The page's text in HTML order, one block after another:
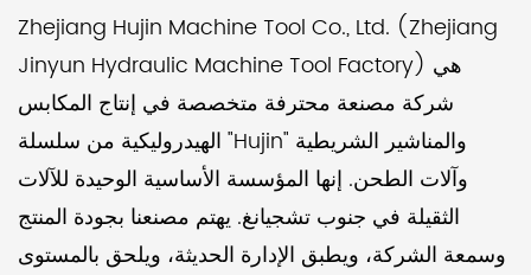
Zhejiang Hujin Machine Tool Co., Ltd. (Zhejiang
Jinyun Hydraulic Machine Tool Factory) هي
شركة مصنعة محترفة متخصصة في إنتاج المكابس
الهيدروليكية من سلسلة "Hujin" والمناشير الشريطية
وآلات الطحن. إنها المؤسسة الأساسية الوحيدة للآلات
الثقيلة في جنوب تشجيانغ. يهتم مصنعنا بجودة المنتج
وسمعة الشركة، ويطبق الإدارة الحديثة، ويلحق بالمستوى